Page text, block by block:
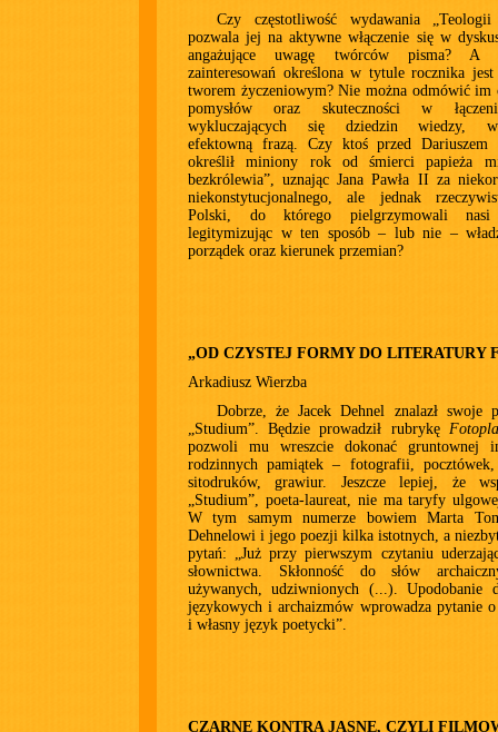
Czy częstotliwość wydawania „Teologii
pozwala jej na aktywne włączenie się w
angażujące uwagę twórców pisma? A
zainteresowań określona w tytule rocznika
tworem życzeniowym? Nie można odmówić im
pomysłów oraz skuteczności w
wykluczających się dziedzin wiedzy,
efektowną frazą. Czy ktoś przed Dariuszem
określił miniony rok od śmierci papieża
bezkrólewia”, uznając Jana Pawła II za
niekonstytucjonalnego, ale jednak
Polski, do którego pielgrzymowali nasi
legitymizując w ten sposób – lub nie –
porządek oraz kierunek przemian?
„OD CZYSTEJ FORMY DO LITERATURY
Arkadiusz Wierzba
Dobrze, że Jacek Dehnel znalazł swoje
„Studium”. Będzie prowadził rubrykę
pozwoli mu wreszcie dokonać gruntownej
rodzinnych pamiątek – fotografii, pocztówek,
sitodruków, grawiur. Jeszcze lepiej, że
„Studium”, poeta-laureat, nie ma taryfy
W tym samym numerze bowiem Marta
Dehnelowi i jego poezji kilka istotnych, a
pytań: „Już przy pierwszym czytaniu
słownictwa. Skłonność do słów
używanych, udziwnionych (...). Upodobanie
językowych i archaizmów wprowadza pytanie
i własny język poetycki”.
CZARNE KONTRA JASNE, CZYLI